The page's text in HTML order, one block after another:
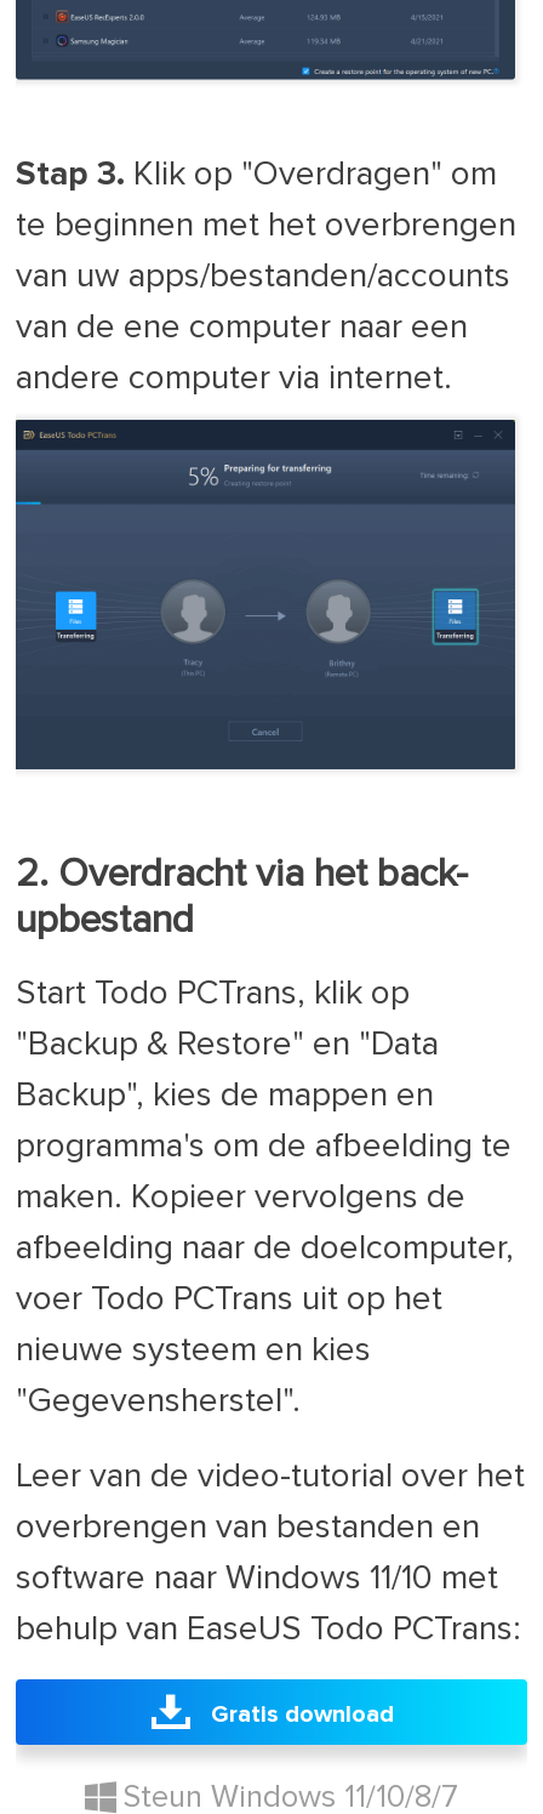
Stap 3. Klik op "Overdragen" om
te beginnen met het overbrengen
van uw apps/bestanden/accounts
van de ene computer naar een
andere computer via internet.
2. Overdracht via het back-
upbestand
Start Todo PCTrans, klik op
"Backup & Restore" en "Data
Backup", kies de mappen en
programma's om de afbeelding te
maken. Kopieer vervolgens de
afbeelding naar de doelcomputer,
voer Todo PCTrans uit op het
nieuwe systeem en kies
"Gegevensherstel".
Leer van de video-tutorial over het
overbrengen van bestanden en
software naar Windows 11/10 met
behulp van EaseUS Todo PCTrans:
Gratis download
Steun Windows 11/10/8/7